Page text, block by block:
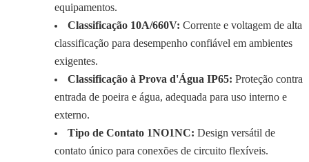
equipamentos.
Classificação 10A/660V: Corrente e voltagem de alta
classificação para desempenho confiável em ambientes
exigentes.
Classificação à Prova d'Água IP65: Proteção contra
entrada de poeira e água, adequada para uso interno e
externo.
Tipo de Contato 1NO1NC: Design versátil de
contato único para conexões de circuito flexíveis.